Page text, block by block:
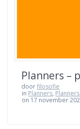
Planners –
doorfilosofie
in Planners,
on 17 november